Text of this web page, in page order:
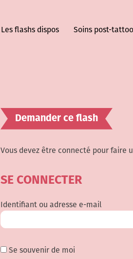
Les flashs dispos Soins post-tattoo
Demander ce flash
Vous devez être connecté pour faire
SE CONNECTER
Identifiant ou adresse e-mail
Se souvenir de moi